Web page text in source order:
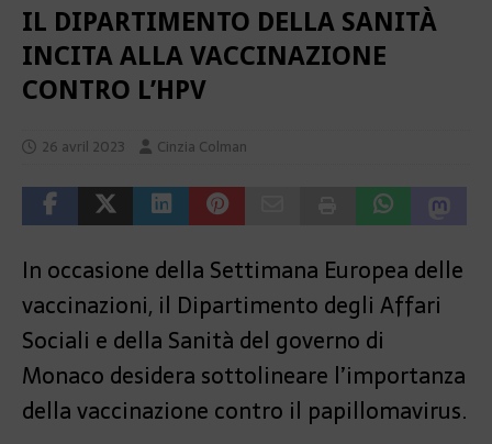
IL DIPARTIMENTO DELLA SANITÀ
INCITA ALLA VACCINAZIONE
CONTRO L’HPV
26 avril 2023 Cinzia Colman
In occasione della Settimana Europea delle
vaccinazioni, il Dipartimento degli Affari
Sociali e della Sanità del governo di
Monaco desidera sottolineare l’importanza
della vaccinazione contro il papillomavirus.